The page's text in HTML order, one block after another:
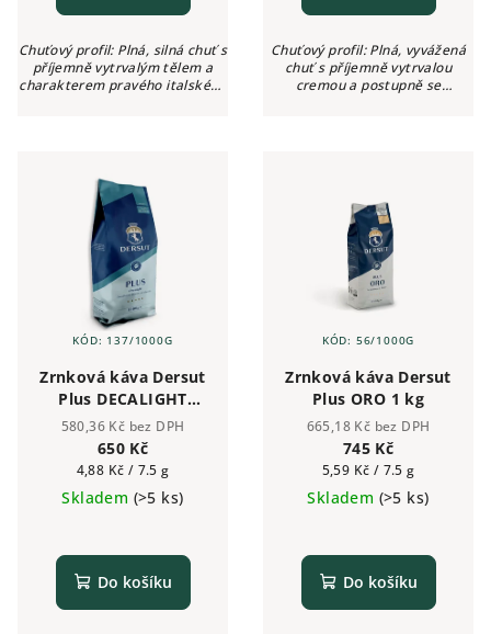
Chuťový profil: Plná, silná chuť s
příjemně vytrvalým tělem a
charakterem pravého italského
Chuťový profil: Plná, vyvážená
chuť s příjemně vytrvalou
cremou a postupně se
Zrnková káva Dersut
Plus DECALIGHT
bezkofeinová pro
lehčí trávení 1 kg
580,36 Kč bez DPH
650 Kč
Měrná
cena:
4,88 Kč / 7.5 g
Skladem (>5 ks)
Do košíku
KÓD: 137/1000G
Zrnková káva Dersut
Plus ORO 1 kg
665,18 Kč bez DPH
745 Kč
Měrná
cena:
5,59 Kč / 7.5 g
Skladem (>5 ks)
Do košíku
KÓD: 56/1000G